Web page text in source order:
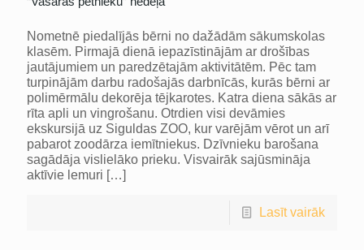
Nometnē piedalījās bērni no dažādām sākumskolas
klasēm. Pirmajā dienā iepazīstinājām ar drošības
jautājumiem un paredzētajām aktivitātēm. Pēc tam
turpinājām darbu radošajās darbnīcās, kurās bērni ar
polimērmālu dekorēja tējkarotes. Katra diena sākās ar
rīta apli un vingrošanu. Otrdien visi devāmies
ekskursijā uz Siguldas ZOO, kur varējām vērot un arī
pabarot zoodārza iemītniekus. Dzīvnieku barošana
sagādāja vislielāko prieku. Visvairāk sajūsmināja
aktīvie lemuri […]
Lasīt vairāk